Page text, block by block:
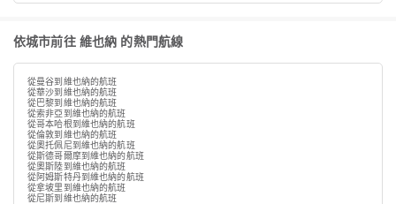
依城市前往 維也納 的熱門航線
從曼谷到維也納的航班
從華沙到維也納的航班
從巴黎到維也納的航班
從索非亞到維也納的航班
從哥本哈根到維也納的航班
從倫敦到維也納的航班
從奧托佩尼到維也納的航班
從斯德哥爾摩到維也納的航班
從奧斯陸到維也納的航班
從阿姆斯特丹到維也納的航班
從拿坡里到維也納的航班
從尼斯到維也納的航班